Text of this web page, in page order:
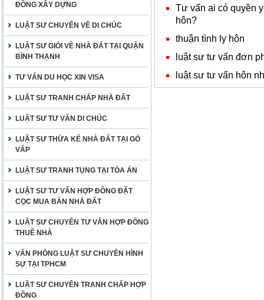
ĐỒNG XÂY DỰNG
LUẬT SƯ CHUYÊN VỀ DI CHÚC
LUẬT SƯ GIỎI VỀ NHÀ ĐẤT TẠI QUẬN
BÌNH THẠNH
TƯ VẤN DU HỌC XIN VISA
LUẬT SƯ TRANH CHẤP NHÀ ĐẤT
LUẬT SƯ TƯ VẤN DI CHÚC
LUẬT SƯ THỪA KẾ NHÀ ĐẤT TẠI GÒ
VẤP
LUẬT SƯ TRANH TỤNG TẠI TÒA ÁN
LUẬT SƯ TƯ VẤN HỢP ĐỒNG ĐẶT
CỌC MUA BÁN NHÀ ĐẤT
LUẬT SƯ CHUYÊN TƯ VẤN HỢP ĐỒNG
THUÊ NHÀ
VĂN PHÒNG LUẬT SƯ CHUYÊN HÌNH
SỰ TẠI TPHCM
LUẬT SƯ CHUYÊN TRANH CHẤP HỢP
ĐỒNG
Tư vấn ai có quyền
hôn?
thuận tình ly hôn
luật sư tư vấn đơn
luật sư tư vấn hôn